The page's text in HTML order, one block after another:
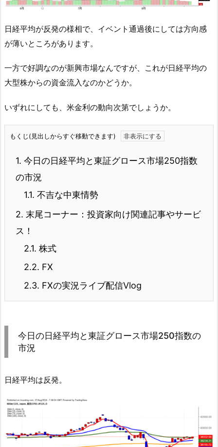
日経平均が反発の様相で、イベント通過後にしては方向感
が薄いところがあります。
一方で好調なのが新興市場なんですが、これが日経平均の
大型株からの資金流入なのかどうか。
いずれにしても、米金利の動向次第でしょうか。
もくじ(見出しからすぐ移動できます)
1. 今日の日経平均と東証グロース市場250指数
の市況
1.1. 不吉な中東情勢
2. 末尾コーナー：投資家向け関連記事やサービ
ス！
2.1. 株式
2.2. FX
2.3. FXの実況ライブ配信Vlog
今日の日経平均と東証グロース市場250指数の
市況
日経平均は反発。